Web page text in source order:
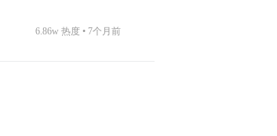
7个月前
6.86w 热度 •